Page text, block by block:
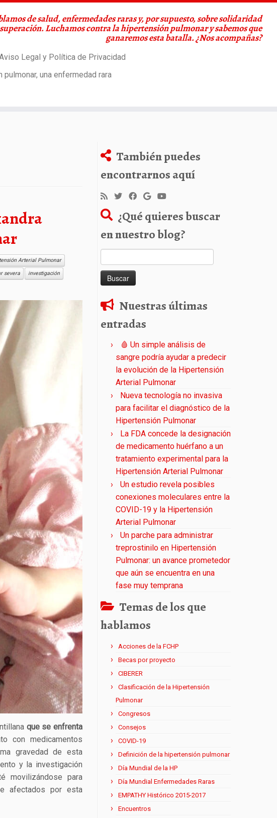
de salud, enfermedades raras y, por supuesto, sobre solidaridad
Luchamos contra la hipertensión pulmonar y sabemos que
ganaremos esta batalla. ¿Nos acompañas?
Legal y Política de Privacidad
pulmonar, una enfermedad rara
Arterial Pulmonar
severa
investigación
que se enfrenta
con medicamentos
gravedad de esta
y la investigación
movilizándose para
afectados por esta
También puedes
encontrarnos aquí
¿Qué quieres buscar
en nuestro blog?
Nuestras últimas
entradas
🩸 Un simple análisis de
sangre podría ayudar a predecir
la evolución de la Hipertensión
Arterial Pulmonar
Nueva tecnología no invasiva
para facilitar el diagnóstico de la
Hipertensión Pulmonar
La FDA concede la designación
de medicamento huérfano a un
tratamiento experimental para la
Hipertensión Arterial Pulmonar
Un estudio revela posibles
conexiones moleculares entre la
COVID-19 y la Hipertensión
Arterial Pulmonar
Un parche para administrar
treprostinilo en Hipertensión
Pulmonar: un avance prometedor
que aún se encuentra en una
fase muy temprana
Temas de los que
hablamos
Acciones de la FCHP
Becas por proyecto
CIBERER
Clasificación de la Hipertensión
Pulmonar
Congresos
Consejos
COVID-19
Definición de la hipertensión pulmonar
Día Mundial de la HP
Día Mundial Enfermedades Raras
EMPATHY Histórico 2015-2017
Encuentros